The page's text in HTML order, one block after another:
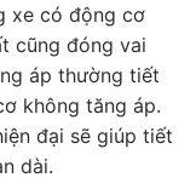
xe có động cơ
cũng đóng vai
áp thường tiết
không tăng áp.
đại sẽ giúp tiết
dài.